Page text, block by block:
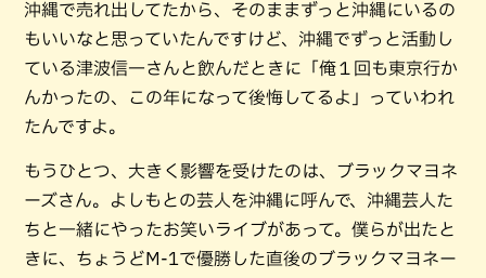
沖縄で売れ出してたから、そのままずっと沖縄にいるの
もいいなと思っていたんですけど、沖縄でずっと活動し
ている津波信一さんと飲んだときに「俺１回も東京行か
んかったの、この年になって後悔してるよ」っていわれ
たんですよ。
もうひとつ、大きく影響を受けたのは、ブラックマヨネ
ーズさん。よしもとの芸人を沖縄に呼んで、沖縄芸人た
ちと一緒にやったお笑いライブがあって。僕らが出たと
きに、ちょうどM-1で優勝した直後のブラックマヨネー